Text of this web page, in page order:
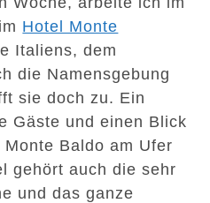
Hotel Monte
Italiens, dem
die Namensgebung
sie doch zu. Ein
Gäste und einen Blick
Baldo am Ufer
gehört auch die sehr
und das ganze